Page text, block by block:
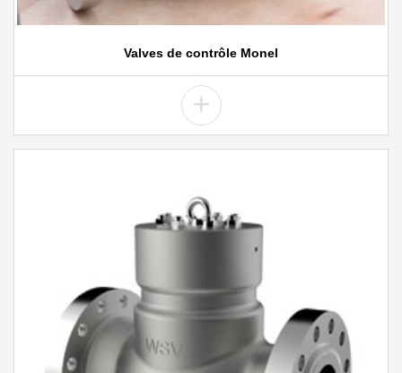
Valves de contrôle Monel
+